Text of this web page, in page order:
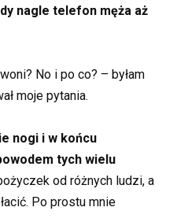
nagle telefon męża aż
No i po co? – byłam
moje pytania.
nogi i w końcu
tych wielu
od różnych ludzi, a
Po prostu mnie